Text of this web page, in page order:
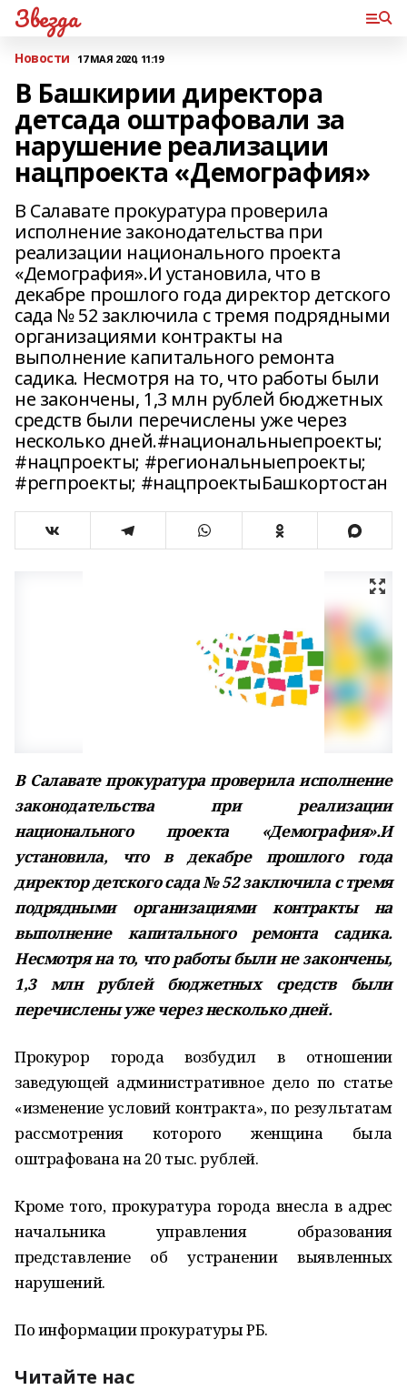
Звезда
Новости 17 МАЯ 2020, 11:19
В Башкирии директора
детсада оштрафовали за
нарушение реализации
нацпроекта «Демография»
В Салавате прокуратура проверила
исполнение законодательства при
реализации национального проекта
«Демография».И установила, что в
декабре прошлого года директор детского
сада № 52 заключила с тремя подрядными
организациями контракты на
выполнение капитального ремонта
садика. Несмотря на то, что работы были
не закончены, 1,3 млн рублей бюджетных
средств были перечислены уже через
несколько дней.#национальныепроекты;
#нацпроекты; #региональныепроекты;
#регпроекты; #нацпроектыБашкортостан
В Салавате прокуратура проверила исполнение
законодательства при реализации
национального проекта «Демография».И
установила, что в декабре прошлого года
директор детского сада № 52 заключила с тремя
подрядными организациями контракты на
выполнение капитального ремонта садика.
Несмотря на то, что работы были не закончены,
1,3 млн рублей бюджетных средств были
перечислены уже через несколько дней.
Прокурор города возбудил в отношении
заведующей административное дело по статье
«изменение условий контракта», по результатам
рассмотрения которого женщина была
оштрафована на 20 тыс. рублей.
Кроме того, прокуратура города внесла в адрес
начальника управления образования
представление об устранении выявленных
нарушений.
По информации прокуратуры РБ.
Читайте нас